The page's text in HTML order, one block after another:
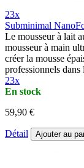
23x
Subminimal
Le mousseur à lait
mousseur à main
créer la mousse
professionnels
23x
En stock
59,90 €
Détail Ajouter au